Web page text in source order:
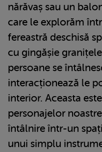
nărăvaș sau un
care le explorăm
fereastră deschisă
cu gingășie
persoane se
interacționează le
interior. Aceasta
personajelor
întâlnire într-un
unui simplu